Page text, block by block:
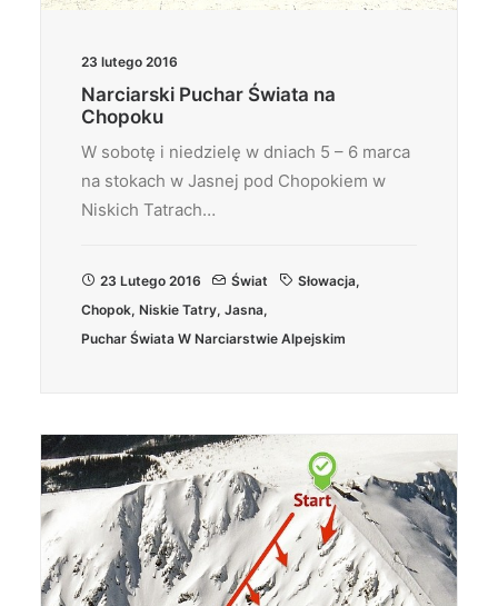
23 lutego 2016
Narciarski Puchar Świata na
Chopoku
W sobotę i niedzielę w dniach 5 – 6 marca
na stokach w Jasnej pod Chopokiem w
Niskich Tatrach…
23 Lutego 2016 Świat Słowacja,
Chopok, Niskie Tatry, Jasna,
Puchar Świata W Narciarstwie Alpejskim